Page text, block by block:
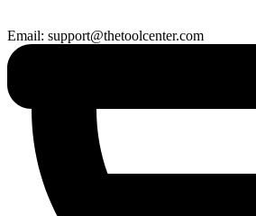
Email: support@thetoolcenter.com